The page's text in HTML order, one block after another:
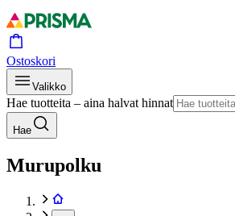
Ostoskori
Valikko
Hae tuotteita – aina halvat hinnat
Hae
Murupolku